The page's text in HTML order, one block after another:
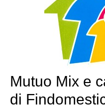
Mutuo Mix e
di